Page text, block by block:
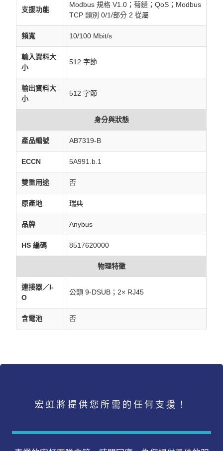
支援功能
Modbus 規格 V1.0；菊鏈；QoS；Modbus
TCP 類別 0/1/部分 2 從屬
頻寬 10/100 Mbit/s
輸入資料大
小
512 字節
輸出資料大
小
512 字節
身分與狀態
產品編號 AB7319-B
ECCN 5A991.b.1
雙重用途 否
原產地 瑞典
品牌 Anybus
HS 編碼 8517620000
物理特徵
連接器／I-
O
公頭 9-DSUB；2× RJ45
含電池 否
宏虹將提供您所需的任何支援！